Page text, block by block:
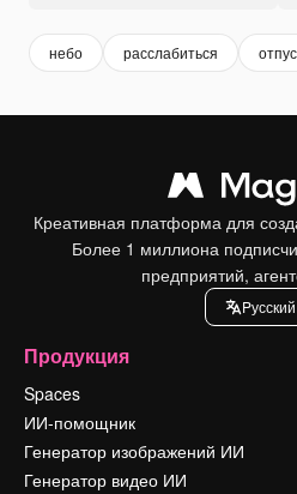
небо расслабиться
Креативная платформа для
Более 1 миллиона
предприятий,
Pусский
Продукция
Spaces
ИИ-помощник
Генератор изображений ИИ
Генератор видео ИИ